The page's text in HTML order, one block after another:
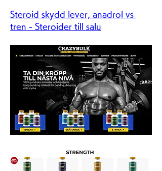
Steroid skydd lever, anadrol vs
tren - Steroider till salu